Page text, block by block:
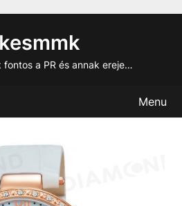
fontos a PR és annak ereje…
Menu